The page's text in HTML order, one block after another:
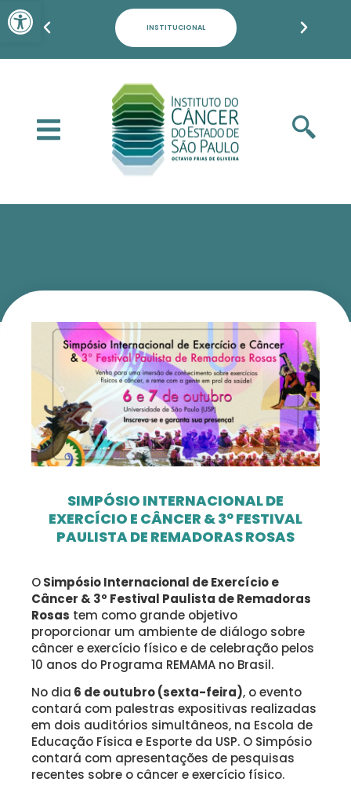
Barra de Ferramentas
PACIENTES, FAMILIARES E POPULAÇÃO
SIMPÓSIO INTERNACIONAL DE
EXERCÍCIO E CÂNCER & 3º FESTIVAL
PAULISTA DE REMADORAS ROSAS
OSimpósio Internacional de Exercício e
Câncer &3º Festival Paulista de Remadoras
Rosas tem como grande objetivo
proporcionar um ambiente de diálogo sobre
câncer e exercício físico e de celebração pelos
10 anos do Programa REMAMA no Brasil.
No dia 6 de outubro(sexta-feira), o evento
contará com palestras expositivas realizadas
em dois auditórios simultâneos, na Escola de
Educação Física e Esporte da USP. O Simpósio
contará com apresentações de pesquisas
recentes sobre o câncer e exercício físico.